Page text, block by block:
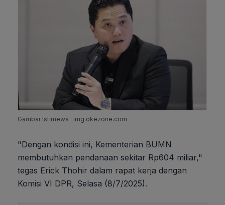
Gambar Istimewa : img.okezone.com
"Dengan kondisi ini, Kementerian BUMN
membutuhkan pendanaan sekitar Rp604 miliar,"
tegas Erick Thohir dalam rapat kerja dengan
Komisi VI DPR, Selasa (8/7/2025).